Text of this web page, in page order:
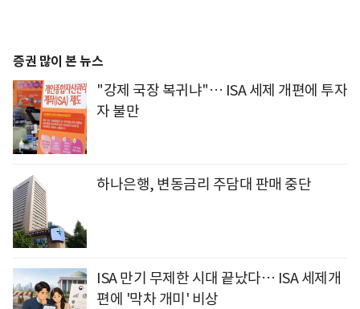
증권 많이 본 뉴스
"강제 국장 복귀냐"… ISA 세제 개편에 투자
자 불만
하나은행, 변동금리 주담대 판매 중단
ISA 만기 무제한 시대 끝났다… ISA 세제개
편에 '막차 개미' 비상